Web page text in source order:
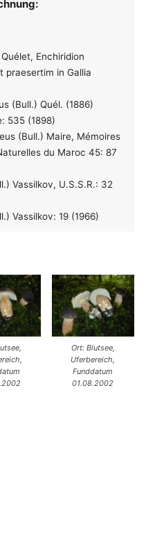
Enchiridion
praesertim in Gallia
(Bull.) Quél. (1886)
535 (1898)
(Bull.) Maire, Mémoires
du Maroc 45: 87
Vassilkov, U.S.S.R.: 32
Vassilkov: 19 (1966)
Ort: Blutsee,
Uferbereich,
Funddatum
01.08.2002